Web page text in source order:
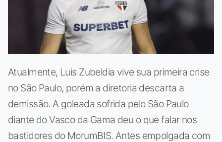
Atualmente, Luis Zubeldia vive sua primeira crise
no São Paulo, porém a diretoria descarta a
demissão. A goleada sofrida pelo São Paulo
diante do Vasco da Gama deu o que falar nos
bastidores do MorumBIS. Antes empolgada com